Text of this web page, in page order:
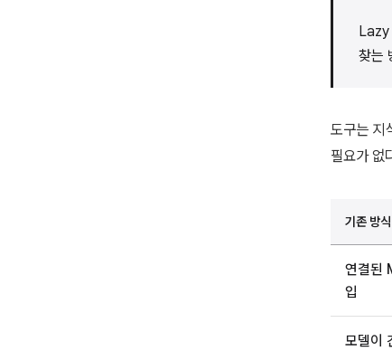
Lazy
찾는
도구는 지
필요가 없
기존 방식
연결된
입
모델이